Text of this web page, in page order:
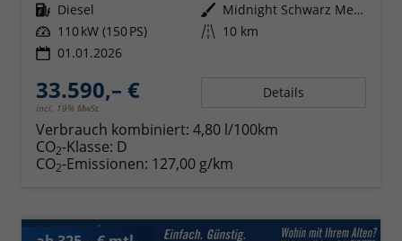
Kraftstoff Diesel Außenfarbe
Midnight Schwarz Metallic
Leistung 110 kW (150 PS) Kilometerstand 10 km
01.01.2026
33.590,– €
incl. 19% MwSt.
Details
Verbrauch kombiniert: 4,80 l/100km
CO2-Klasse: D
CO2-Emissionen: 127,00 g/km